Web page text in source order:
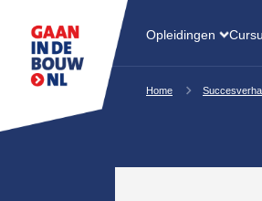
Opleidingen
Home